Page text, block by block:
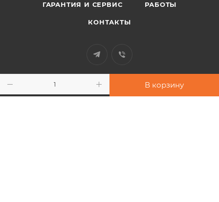
В корзину
ГАРАНТИЯ И СЕРВИС РАБОТЫ
КОНТАКТЫ
+38 097 948 33 91